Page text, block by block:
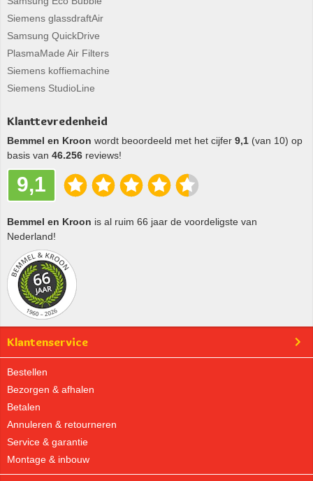
Siemens glassdraftAir
Samsung QuickDrive
PlasmaMade Air Filters
Siemens koffiemachine
Siemens StudioLine
Klanttevredenheid
Bemmel en Kroon wordt beoordeeld met het cijfer 9,1 (van 10) op
basis van 46.256 reviews!
9,1
Bemmel en Kroon is al ruim 66 jaar de voordeligste van
Nederland!
Klantenservice
Bestellen
Bezorgen & afhalen
Betalen
Annuleren & retourneren
Service & garantie
Montage & inbouw